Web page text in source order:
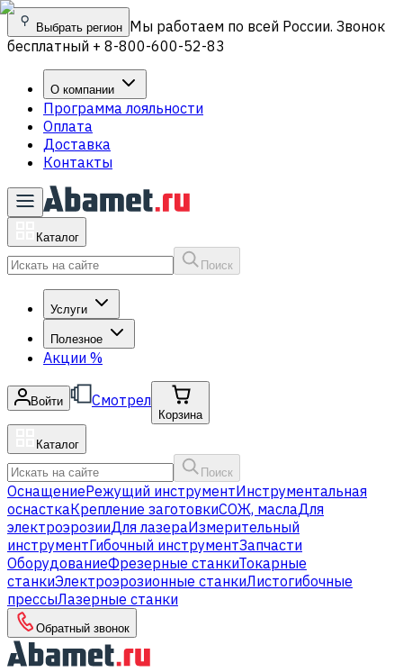
Выбрать регион Мы работаем по всей России. Звонок
бесплатный + 8-800-600-52-83
О компании
Программа лояльности
Оплата
Доставка
Контакты
Каталог
Поиск
Услуги
Полезное
Акции %
Войти Смотрел
Корзина
Каталог
Поиск
ОснащениеРежущий инструментИнструментальная
оснасткаКрепление заготовкиСОЖ, маслаДля
электроэрозииДля лазераИзмерительный
инструментГибочный инструментЗапчасти
ОборудованиеФрезерные станкиТокарные
станкиЭлектроэрозионные станкиЛистогибочные
прессыЛазерные станки
Обратный звонок